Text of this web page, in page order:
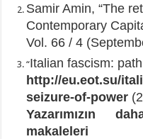
Samir Amin, “The
Contemporary
Vol. 66 / 4
“Italian fascism:
http://eu.eot.su/
seizure-of-power
Yazarımızın
makaleleri